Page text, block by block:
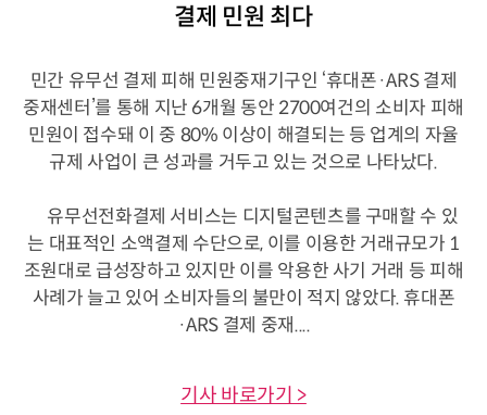
결제 민원 최다
민간 유무선 결제 피해 민원중재기구인 ‘휴대폰·ARS 결제
중재센터’를 통해 지난 6개월 동안 2700여건의 소비자 피해
민원이 접수돼 이 중 80% 이상이 해결되는 등 업계의 자율
규제 사업이 큰 성과를 거두고 있는 것으로 나타났다.
유무선전화결제 서비스는 디지털콘텐츠를 구매할 수 있
는 대표적인 소액결제 수단으로, 이를 이용한 거래규모가 1
조원대로 급성장하고 있지만 이를 악용한 사기 거래 등 피해
사례가 늘고 있어 소비자들의 불만이 적지 않았다. 휴대폰
·ARS 결제 중재....
기사 바로가기 >